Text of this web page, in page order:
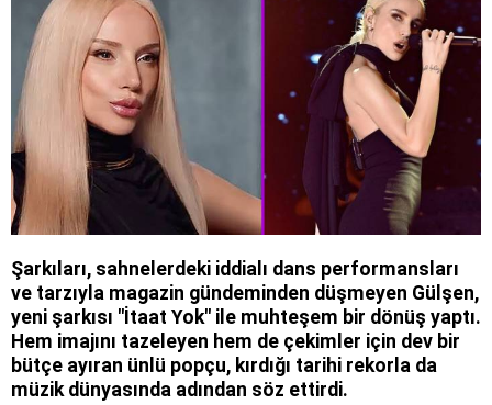
Şarkıları, sahnelerdeki iddialı dans performansları
ve tarzıyla magazin gündeminden düşmeyen Gülşen,
yeni şarkısı "İtaat Yok" ile muhteşem bir dönüş yaptı.
Hem imajını tazeleyen hem de çekimler için dev bir
bütçe ayıran ünlü popçu, kırdığı tarihi rekorla da
müzik dünyasında adından söz ettirdi.